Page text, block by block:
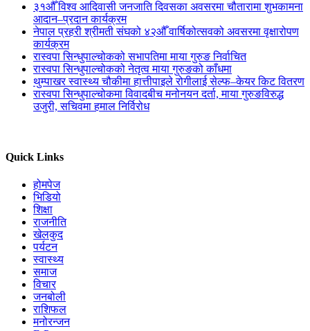
३१औँ विश्व आदिवासी जनजाति दिवसका अवसरमा चौतारामा शुभकामना
आदान–प्रदान कार्यक्रम
नेपाल प्रहरी श्रीमती संघको ४२औँ वार्षिकोत्सवको अवसरमा वृक्षारोपण
कार्यक्रम
रास्वपा सिन्धुपाल्चोकको सभापतिमा माया गुरुङ निर्वाचित
रास्वपा सिन्धुपाल्चोकको नेतृत्व माया गुरुङको काँधमा
थुम्पाखर स्वास्थ्य चौकीमा हात्तीपाइले रोगीलाई सेल्फ–केयर किट वितरण
रास्वपा सिन्धुपाल्चोकमा विवादबीच मनोनयन दर्ता, माया गुरुङविरुद्ध
उजुरी, सचिवमा हमाल निर्विरोध
Quick Links
होमपेज
भिडियो
शिक्षा
राजनीति
खेलकुद
पर्यटन
स्वास्थ्य
समाज
विचार
जनबोली
राशिफल
मनोरन्जन